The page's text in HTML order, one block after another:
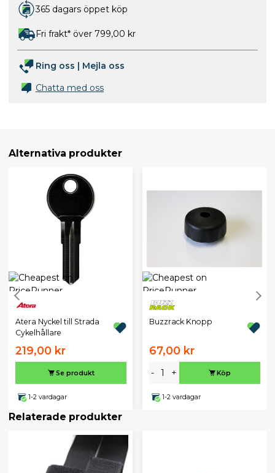
365 dagars öppet köp
Fri frakt* över 799,00 kr
Ring oss | Mejla oss
Chatta med oss
Alternativa produkter
Atera Nyckel till Strada
Cykelhållare
219,00 kr
Se produkt
1-2 vardagar
Buzzrack Knopp
67,00 kr
- + Köp
1-2 vardagar
Relaterade produkter